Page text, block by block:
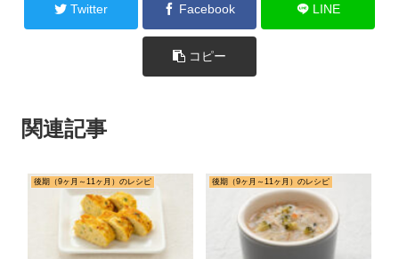
Twitter Facebook LINE
コピー
関連記事
後期（9ヶ月～11ヶ月）のレシピ 後期（9ヶ月～11ヶ月）のレシピ